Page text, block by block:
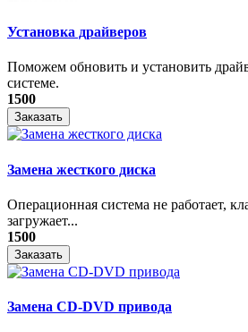
Установка драйверов
Поможем обновить и установить
системе.
1500
Заказать
Замена жесткого диска
Операционная система не работает,
загружает...
1500
Заказать
Замена CD-DVD привода